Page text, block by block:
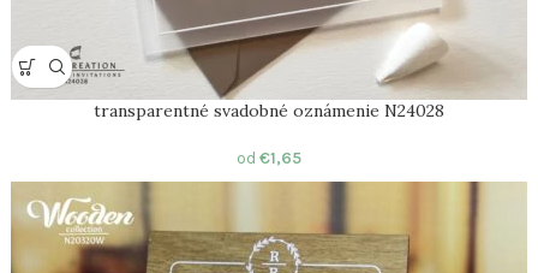
transparentné svadobné oznámenie N24028
od €1,65